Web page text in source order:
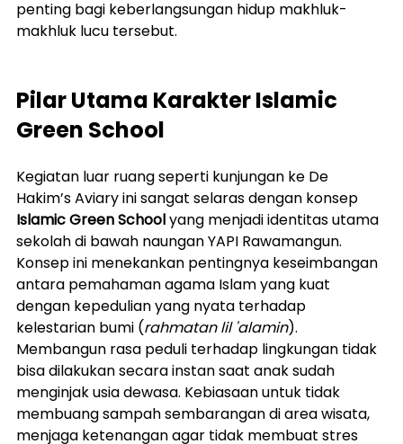
penting bagi keberlangsungan hidup makhluk-
makhluk lucu tersebut.
Pilar Utama Karakter Islamic
Green School
Kegiatan luar ruang seperti kunjungan ke De
Hakim’s Aviary ini sangat selaras dengan konsep
Islamic Green School yang menjadi identitas utama
sekolah di bawah naungan YAPI Rawamangun.
Konsep ini menekankan pentingnya keseimbangan
antara pemahaman agama Islam yang kuat
dengan kepedulian yang nyata terhadap
kelestarian bumi (rahmatan lil 'alamin).
Membangun rasa peduli terhadap lingkungan tidak
bisa dilakukan secara instan saat anak sudah
menginjak usia dewasa. Kebiasaan untuk tidak
membuang sampah sembarangan di area wisata,
menjaga ketenangan agar tidak membuat stres